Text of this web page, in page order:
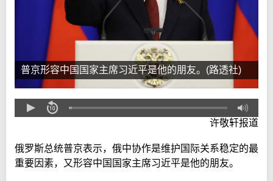
普京形容中国国家主席习近平是他的朋友。(路透社)
许敬轩报道
俄罗斯总统普京表示，俄中协作是维护国际关系稳定的最
重要因素，又形容中国国家主席习近平是他的朋友。